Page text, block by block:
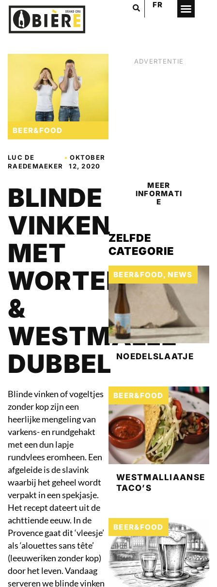
FR
BEER&FOOD
LUC DE
RAEDEMAEKER
•OKTOBER
12, 2020
BLINDE
VINKEN
MET
WORTELEN
&
WESTMALLE
DUBBEL
Blinde vinken of vogeltjes
zonder kop zijn een
heerlijke mengeling van
varkens- en rundgehakt
met een dun lapje
rundvlees eromheen. Een
afgeleide is de slavink
waarbij het geheel wordt
verpakt in een spekjasje.
Het recept dateert uit de
achttiende eeuw. In de
Provence gaat dit ‘vleesje’
als ‘alouettes sans tête’
(leeuweriken zonder kop)
door het leven. Vandaag
serveren we blinde vinken
ADVERTENTIE
MEER
INFORMATI
E
ZELFDE
CATEGORIE
BEER&FOOD,NEWS
NOEDELSLAATJE
BEER&FOOD
WESTMALLIAANSE
TACO’S
BEER&FOOD